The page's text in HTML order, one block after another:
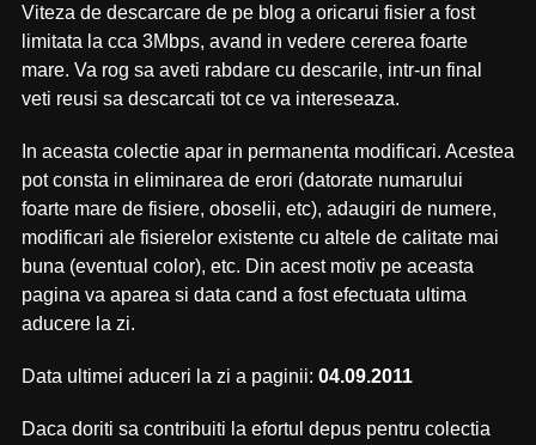
Viteza de descarcare de pe blog a oricarui fisier a fost
limitata la cca 3Mbps, avand in vedere cererea foarte
mare. Va rog sa aveti rabdare cu descarile, intr-un final
veti reusi sa descarcati tot ce va intereseaza.
In aceasta colectie apar in permanenta modificari. Acestea
pot consta in eliminarea de erori (datorate numarului
foarte mare de fisiere, oboselii, etc), adaugiri de numere,
modificari ale fisierelor existente cu altele de calitate mai
buna (eventual color), etc. Din acest motiv pe aceasta
pagina va aparea si data cand a fost efectuata ultima
aducere la zi.
Data ultimei aduceri la zi a paginii: 04.09.2011
Daca doriti sa contribuiti la efortul depus pentru colectia